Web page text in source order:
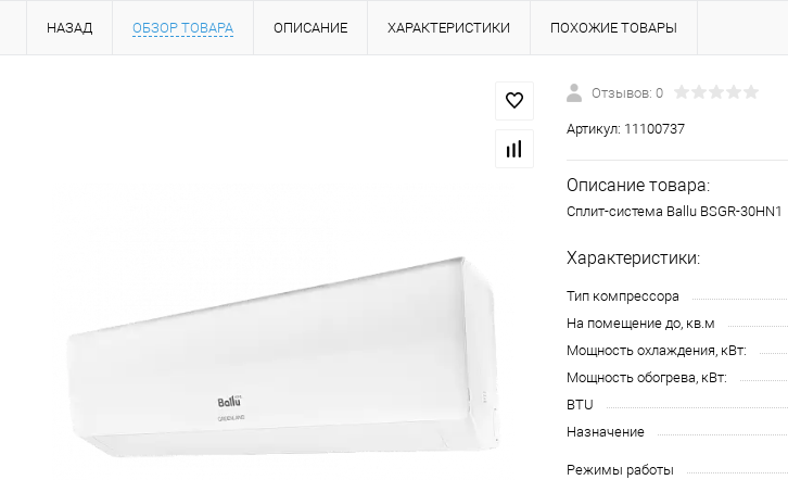
НАЗАД ОБЗОР ТОВАРА ОПИСАНИЕ ХАРАКТЕРИСТИКИ ПОХОЖИЕ ТОВАРЫ
Отзывов: 0
Артикул: 11100737
Описание товара:
Сплит-система Ballu BSGR-30HN1
Характеристики:
Тип компрессора
На помещение до, кв.м
Мощность охлаждения, кВт:
Мощность обогрева, кВт:
BTU
Назначение
Режимы работы